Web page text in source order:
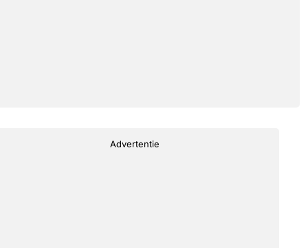
Advertentie